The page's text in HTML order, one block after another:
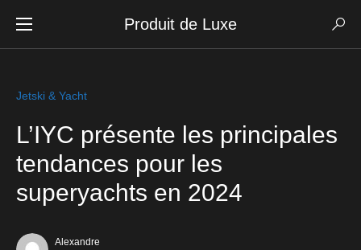
Produit de Luxe
Jetski & Yacht
L’IYC présente les principales
tendances pour les
superyachts en 2024
Alexandre